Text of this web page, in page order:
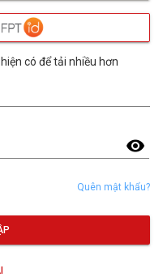
có để tải nhiều hơn
visibility
Quên mật khẩu?